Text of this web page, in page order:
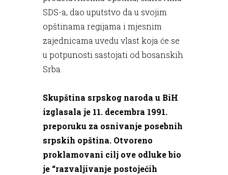
SDS-a, dao uputstvo da u svojim
opštinama regijama i mjesnim
zajednicama uvedu vlast koja će se
u potpunosti sastojati od bosanskih
Srba.
Skupština srpskog naroda u BiH
izglasala je 11. decembra 1991.
preporuku za osnivanje posebnih
srpskih opština. Otvoreno
proklamovani cilj ove odluke bio
je “razvaljivanje postojećih